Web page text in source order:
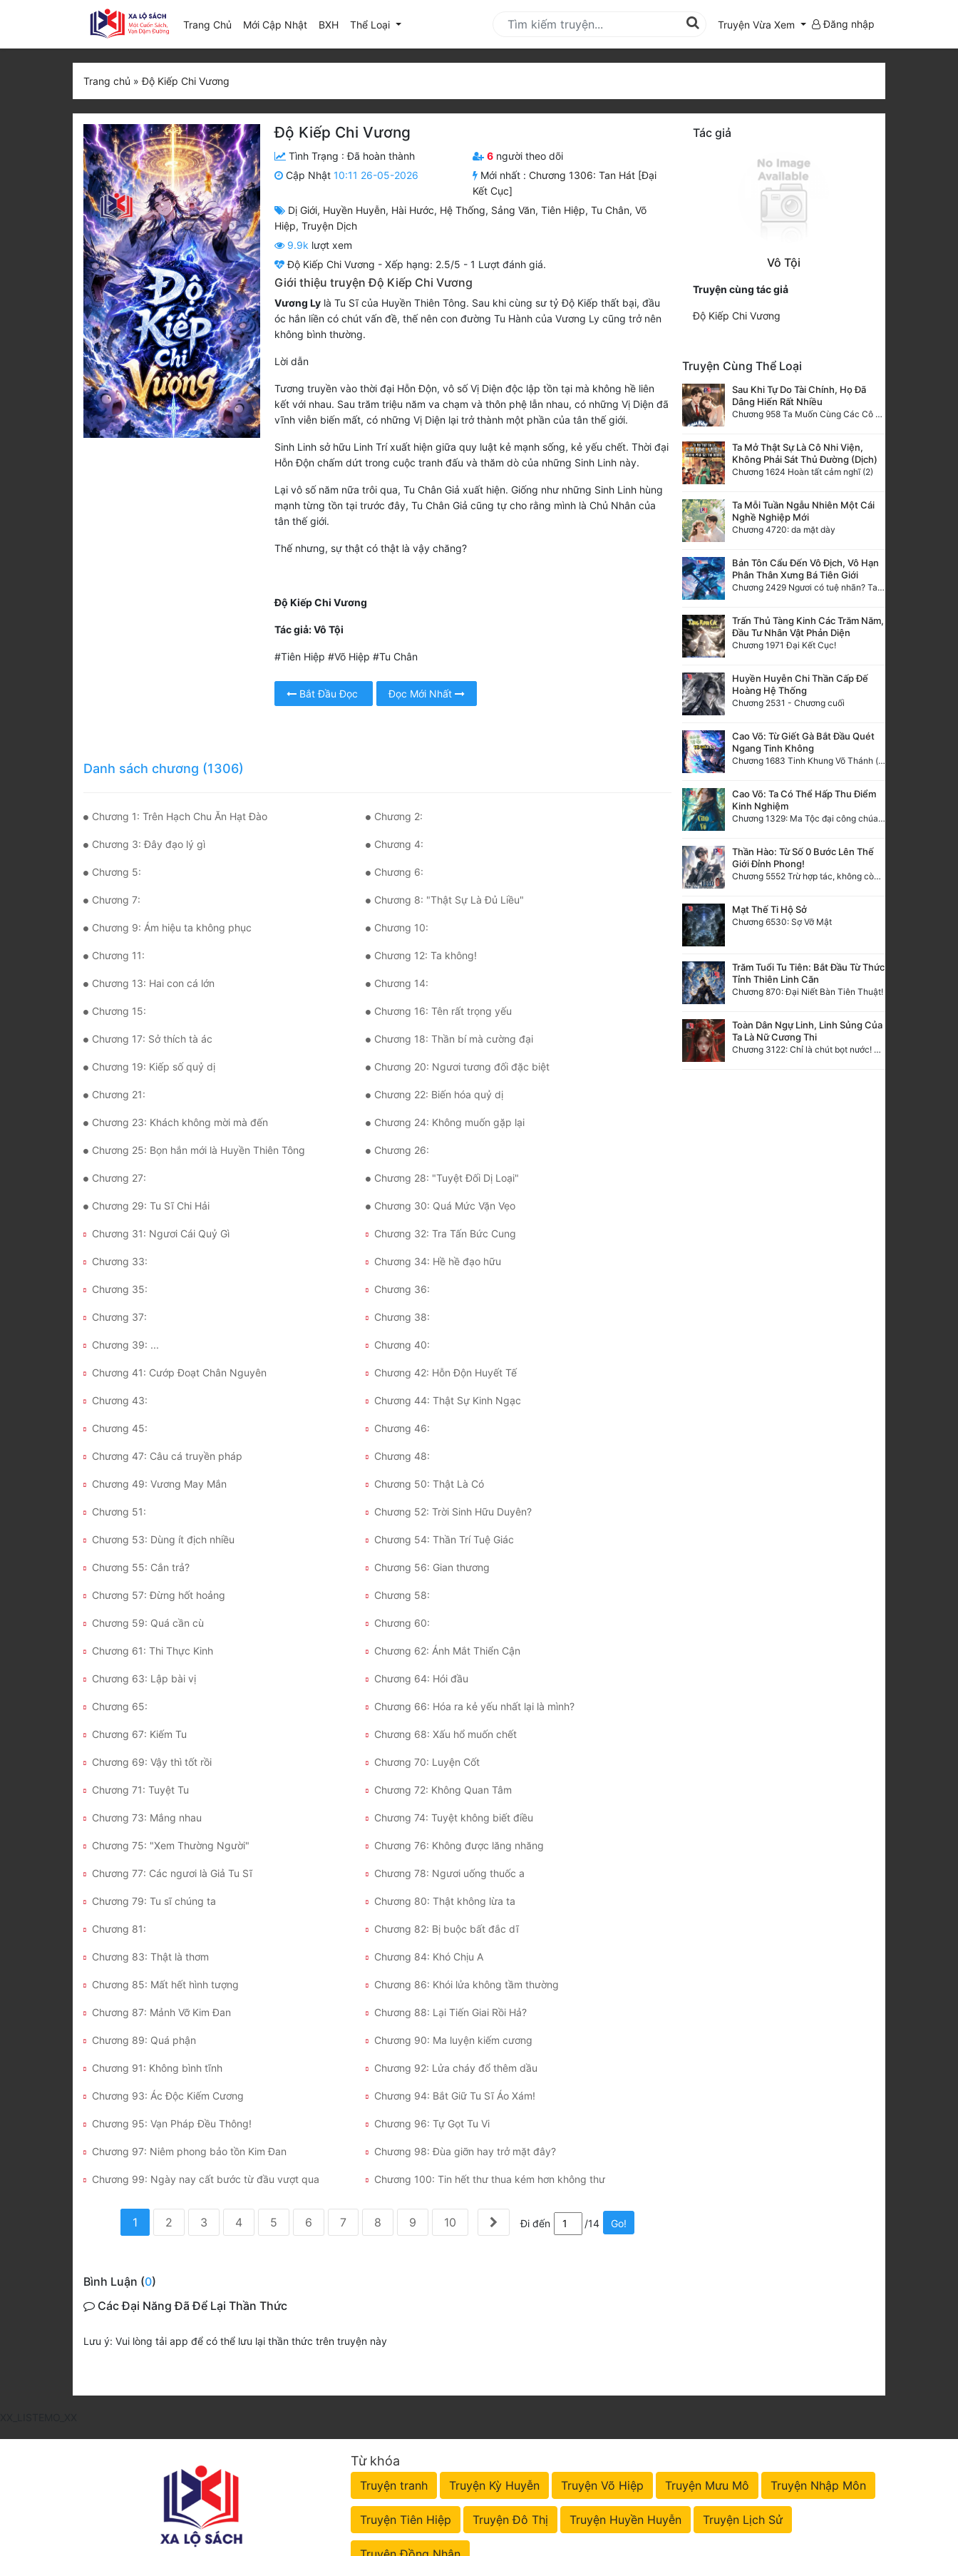
Trang Chủ Mới Cập Nhật(current)
BXH Thể Loại Truyện Vừa Xem Đăng nhập
Trang chủ »Độ Kiếp Chi Vương
Độ Kiếp Chi Vương
Tình Trạng :Đã hoàn thành 6 người theo dõi
Cập Nhật 10:11 26-05-2026 Mới nhất :Chương 1306: Tan Hát [Đại
Kết Cục]
Dị Giới, Huyền Huyễn, Hài Hước, Hệ Thống, Sảng Văn, Tiên Hiệp, Tu Chân, Võ
Hiệp, Truyện Dịch
9.9k lượt xem
Độ Kiếp Chi Vương - Xếp hạng: 2.5/5 - 1 Lượt đánh giá.
Giới thiệu truyện Độ Kiếp Chi Vương
Vương Lylà Tu Sĩ của Huyền Thiên Tông. Sau khi cùng sư tỷ Độ Kiếp thất bại, đầu
óc hắn liền có chút vấn đề, thế nên con đường Tu Hành của Vương Ly cũng trở nên
không bình thường.
Lời dẫn
Tương truyền vào thời đại Hỗn Độn, vô số Vị Diện độc lập tồn tại mà không hề liên
kết với nhau. Sau trăm triệu năm va chạm và thôn phệ lẫn nhau, có những Vị Diện đã
vĩnh viễn biến mất, có những Vị Diện lại trở thành một phần của tân thế giới.
Sinh Linh sở hữu Linh Trí xuất hiện giữa quy luật kẻ mạnh sống, kẻ yếu chết. Thời đại
Hỗn Độn chấm dứt trong cuộc tranh đấu và thăm dò của những Sinh Linh này.
Lại vô số năm nữa trôi qua, Tu Chân Giả xuất hiện. Giống như những Sinh Linh hùng
mạnh từng tồn tại trước đây, Tu Chân Giả cũng tự cho rằng mình là Chủ Nhân của
tân thế giới.
Thế nhưng, sự thật có thật là vậy chăng?
Độ Kiếp Chi Vương
Tác giả: Vô Tội
#Tiên Hiệp #Võ Hiệp #Tu Chân
Bắt Đầu Đọc Đọc Mới Nhất
Danh sách chương (1306)
Chương 1: Trên Hạch Chu Ăn Hạt Đào Chương 2:
Chương 3: Đây đạo lý gì Chương 4:
Chương 5: Chương 6:
Chương 7: Chương 8: "Thật Sự Là Đủ Liều"
Chương 9: Ám hiệu ta không phục Chương 10:
Chương 11: Chương 12: Ta không!
Chương 13: Hai con cá lớn Chương 14:
Chương 15: Chương 16: Tên rất trọng yếu
Chương 17: Sở thích tà ác Chương 18: Thần bí mà cường đại
Chương 19: Kiếp số quỷ dị Chương 20: Ngươi tương đối đặc biệt
Chương 21: Chương 22: Biến hóa quỷ dị
Chương 23: Khách không mời mà đến Chương 24: Không muốn gặp lại
Chương 25: Bọn hắn mới là Huyền Thiên Tông Chương 26:
Chương 27: Chương 28: "Tuyệt Đối Dị Loại"
Chương 29: Tu Sĩ Chi Hải Chương 30: Quá Mức Vặn Vẹo
Chương 31: Ngươi Cái Quỷ Gì Chương 32: Tra Tấn Bức Cung
Chương 33: Chương 34: Hề hề đạo hữu
Chương 35: Chương 36:
Chương 37: Chương 38:
Chương 39: ... Chương 40:
Chương 41: Cướp Đoạt Chân Nguyên Chương 42: Hỗn Độn Huyết Tế
Chương 43: Chương 44: Thật Sự Kinh Ngạc
Chương 45: Chương 46:
Chương 47: Câu cá truyền pháp Chương 48:
Chương 49: Vương May Mắn Chương 50: Thật Là Có
Chương 51: Chương 52: Trời Sinh Hữu Duyên?
Chương 53: Dùng ít địch nhiều Chương 54: Thần Trí Tuệ Giác
Chương 55: Cắn trả? Chương 56: Gian thương
Chương 57: Đừng hốt hoảng Chương 58:
Chương 59: Quá cần cù Chương 60:
Chương 61: Thi Thực Kinh Chương 62: Ánh Mắt Thiển Cận
Chương 63: Lập bài vị Chương 64: Hói đầu
Chương 65: Chương 66: Hóa ra kẻ yếu nhất lại là mình?
Chương 67: Kiếm Tu Chương 68: Xấu hổ muốn chết
Chương 69: Vậy thì tốt rồi Chương 70: Luyện Cốt
Chương 71: Tuyệt Tu Chương 72: Không Quan Tâm
Chương 73: Mắng nhau Chương 74: Tuyệt không biết điều
Chương 75: "Xem Thường Người" Chương 76: Không được lăng nhăng
Chương 77: Các ngươi là Giả Tu Sĩ Chương 78: Ngươi uống thuốc a
Chương 79: Tu sĩ chúng ta Chương 80: Thật không lừa ta
Chương 81: Chương 82: Bị buộc bất đắc dĩ
Chương 83: Thật là thơm Chương 84: Khó Chịu A
Chương 85: Mất hết hình tượng Chương 86: Khói lửa không tầm thường
Chương 87: Mảnh Vỡ Kim Đan Chương 88: Lại Tiến Giai Rồi Hả?
Chương 89: Quá phận Chương 90: Ma luyện kiếm cương
Chương 91: Không bình tĩnh Chương 92: Lửa cháy đổ thêm dầu
Chương 93: Ác Độc Kiếm Cương Chương 94: Bắt Giữ Tu Sĩ Áo Xám!
Chương 95: Vạn Pháp Đều Thông! Chương 96: Tự Gọt Tu Vi
Chương 97: Niêm phong bảo tồn Kim Đan Chương 98: Đùa giỡn hay trở mặt đây?
Chương 99: Ngày nay cất bước từ đầu vượt qua Chương 100: Tin hết thư thua kém hơn không thư
1 2 3 4 5 6 7 8 9 10 Đi đến /14 Go!
Bình Luận (0)
Các Đại Năng Đã Để Lại Thần Thức
Lưu ý: Vui lòng tải app để có thể lưu lại thần thức trên truyện này
Tác giả
Vô Tội
Truyện cùng tác giả
Độ Kiếp Chi Vương
Truyện Cùng Thể Loại
Sau Khi Tự Do Tài Chính, Họ Đã
Dâng Hiến Rất Nhiều
Chương 958 Ta Muốn Cùng Các Cô Vĩnh Viễn Ở Bên Nhau (2) Hết
Ta Mở Thật Sự Là Cô Nhi Viện,
Không Phải Sát Thủ Đường (Dịch)
Chương 1624 Hoàn tất cảm nghĩ (2)
Ta Mỗi Tuần Ngẫu Nhiên Một Cái
Nghề Nghiệp Mới
Chương 4720: da mặt dày
Bản Tôn Cẩu Đến Vô Địch, Vô Hạn
Phân Thân Xưng Bá Tiên Giới
Chương 2429 Ngươi có tuệ nhãn? Ta có...
Trấn Thủ Tàng Kinh Các Trăm Năm,
Đầu Tư Nhân Vật Phản Diện
Chương 1971 Đại Kết Cục!
Huyền Huyễn Chi Thần Cấp Đế
Hoàng Hệ Thống
Chương 2531 - Chương cuối
Cao Võ: Từ Giết Gà Bắt Đầu Quét
Ngang Tinh Không
Chương 1683 Tinh Khung Võ Thánh (Hết)
Cao Võ: Ta Có Thể Hấp Thu Điểm
Kinh Nghiệm
Chương 1329: Ma Tộc đại công chúa Thương Nguyệt
Thần Hào: Từ Số 0 Bước Lên Thế
Giới Đỉnh Phong!
Chương 5552 Trừ hợp tác, không còn cách nào khác!
Mạt Thế Ti Hộ Sở
Chương 6530: Sợ Vỡ Mật
Trăm Tuổi Tu Tiên: Bắt Đầu Từ Thức
Tỉnh Thiên Linh Căn
Chương 870: Đại Niết Bàn Tiên Thuật!
Toàn Dân Ngự Linh, Linh Sủng Của
Ta Là Nữ Cương Thi
Chương 3122: Chỉ là chút bọt nước! Điều kiện và tài liệu!**
Từ khóa
Truyện tranh Truyện Kỳ Huyễn Truyện Võ Hiệp Truyện Mưu Mô Truyện Nhập Môn
Truyện Tiên Hiệp Truyện Đô Thị Truyện Huyền Huyễn Truyện Lịch Sử